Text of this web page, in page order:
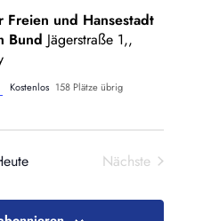
und Hansestadt
Bund Jägerstraße 1,,
Kostenlos 158 Plätze übrig
Nächste